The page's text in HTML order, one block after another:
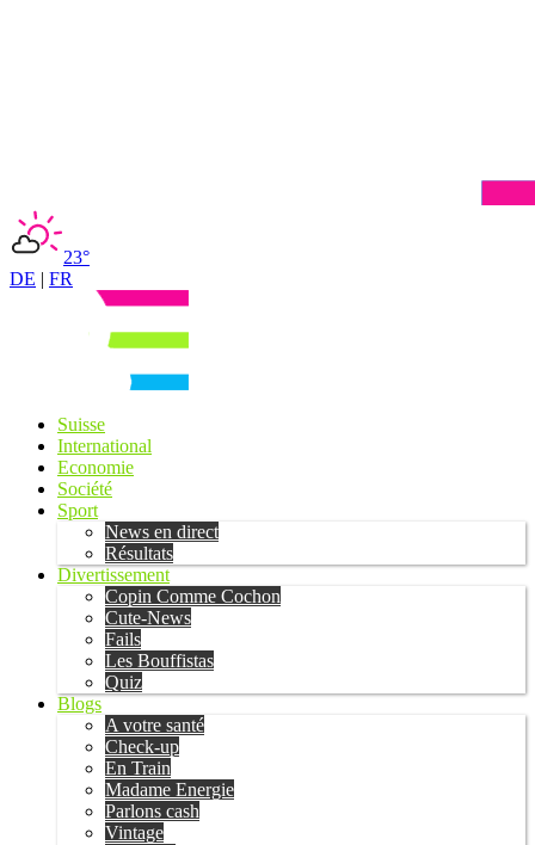
23°
DE | FR
Suisse
International
Economie
Société
Sport
News en direct
Résultats
Divertissement
Copin Comme Cochon
Cute-News
Fails
Les Bouffistas
Quiz
Blogs
A votre santé
Check-up
En Train
Madame Energie
Parlons cash
Vintage